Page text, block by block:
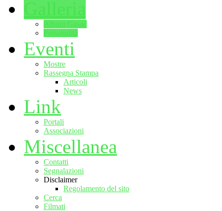
Eventi
Mostre
Rassegna Stampa
Articoli
News
Link
Portali
Associazioni
Miscellanea
Contatti
Segnalazioni
Disclaimer
Regolamento del sito
Cerca
Filmati